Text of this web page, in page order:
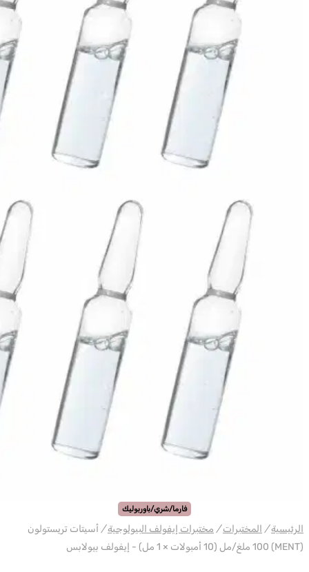
فارما/شري/باوربوليك
الرئيسية / المختبرات / مختبرات إيفولف البيولوجية / أسيتات تريستولون
(MENT) 100 ملغ/مل (10 أمبولات × 1 مل) - إيفولف بيولابس